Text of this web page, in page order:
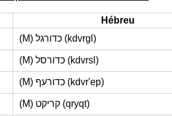
Hébreu
(M) כדורגל (kdvrgl)
(M) כדורסל (kdvrsl)
(M) כדורעף (kdvr'ep)
(M) קריקט (qryqt)